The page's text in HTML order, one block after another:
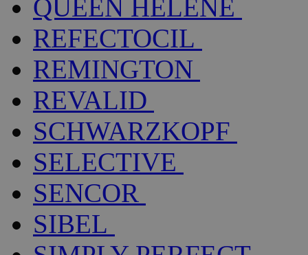
QUEEN HELENE
REFECTOCIL
REMINGTON
REVALID
SCHWARZKOPF
SELECTIVE
SENCOR
SIBEL